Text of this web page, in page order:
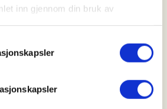
inn gjennom din bruk av
tek du på deg VR-
i einrealistisk virtuell
kl. 15:30 – 17:00